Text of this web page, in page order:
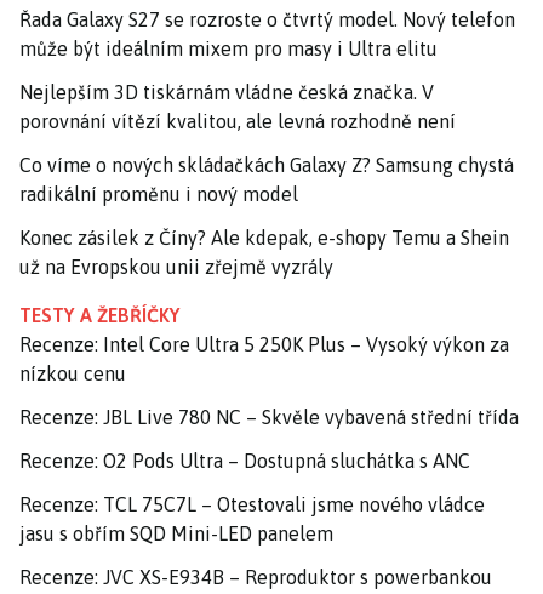
Řada Galaxy S27 se rozroste o čtvrtý model. Nový telefon
může být ideálním mixem pro masy i Ultra elitu
Nejlepším 3D tiskárnám vládne česká značka. V
porovnání vítězí kvalitou, ale levná rozhodně není
Co víme o nových skládačkách Galaxy Z? Samsung chystá
radikální proměnu i nový model
Konec zásilek z Číny? Ale kdepak, e-shopy Temu a Shein
už na Evropskou unii zřejmě vyzrály
TESTY A ŽEBŘÍČKY
Recenze: Intel Core Ultra 5 250K Plus – Vysoký výkon za
nízkou cenu
Recenze: JBL Live 780 NC – Skvěle vybavená střední třída
Recenze: O2 Pods Ultra – Dostupná sluchátka s ANC
Recenze: TCL 75C7L – Otestovali jsme nového vládce
jasu s obřím SQD Mini-LED panelem
Recenze: JVC XS-E934B – Reproduktor s powerbankou